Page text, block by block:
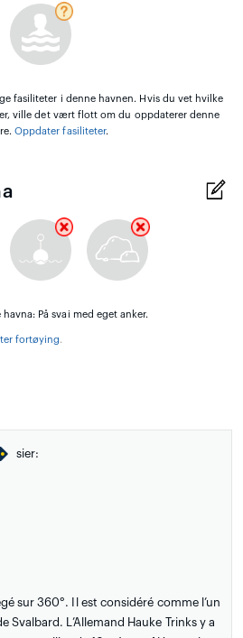
fasiliteter i denne havnen. Hvis du vet hvilke
ville det vært flott om du oppdaterer denne
Oppdater fasiliteter.
På svai med eget anker.
fortøying.
sier:
sur 360°. Il est considéré comme l’un
Svalbard. L’Allemand Hauke Trinks y a